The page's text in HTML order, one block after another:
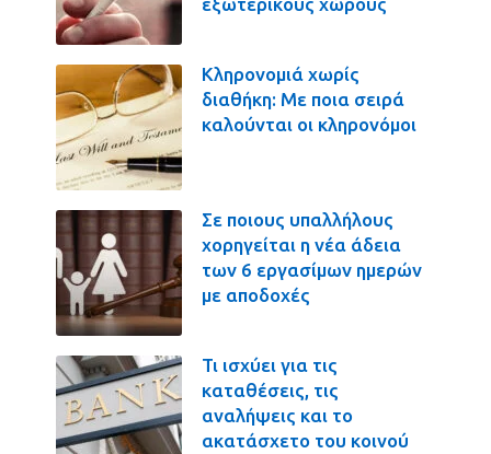
Κληρονομιά χωρίς
διαθήκη: Με ποια σειρά
καλούνται οι κληρονόμοι
Σε ποιους υπαλλήλους
χορηγείται η νέα άδεια
των 6 εργασίμων ημερών
με αποδοχές
Τι ισχύει για τις
καταθέσεις, τις
αναλήψεις και το
ακατάσχετο του κοινού